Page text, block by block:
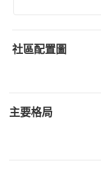
社區配置圖
主要格局